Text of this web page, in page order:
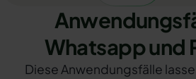
Whatsapp und
Diese Anwendungsfälle